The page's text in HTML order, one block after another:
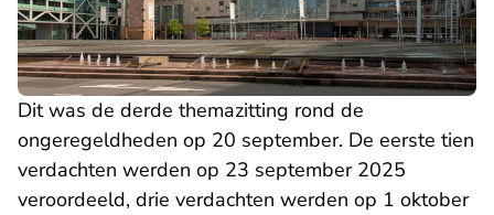
Dit was de derde themazitting rond de
ongeregeldheden op 20 september. De eerste tien
verdachten werden op 23 september 2025
veroordeeld, drie verdachten werden op 1 oktober